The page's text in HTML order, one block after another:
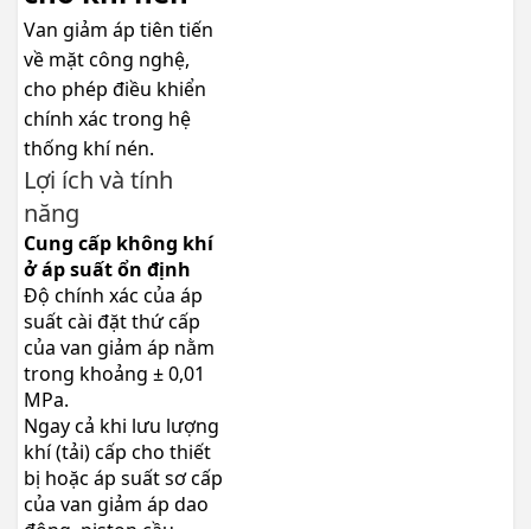
Van giảm áp tiên tiến
về mặt công nghệ,
cho phép điều khiển
chính xác trong hệ
thống khí nén.
Lợi ích và tính
năng
Cung cấp không khí
ở áp suất ổn định
Độ chính xác của áp
suất cài đặt thứ cấp
của van giảm áp nằm
trong khoảng ± 0,01
MPa.
Ngay cả khi lưu lượng
khí (tải) cấp cho thiết
bị hoặc áp suất sơ cấp
của van giảm áp dao